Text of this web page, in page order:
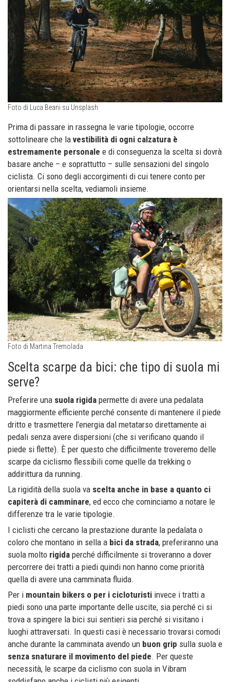
Foto di Luca Beani su Unsplash
Prima di passare in rassegna le varie tipologie, occorre
sottolineare che la vestibilità di ogni calzatura è
estremamente personale e di conseguenza la scelta si dovrà
basare anche – e soprattutto – sulle sensazioni del singolo
ciclista. Ci sono degli accorgimenti di cui tenere conto per
orientarsi nella scelta, vediamoli insieme.
Foto di Martina Tremolada
Scelta scarpe da bici: che tipo di suola mi
serve?
Preferire una suola rigida permette di avere una pedalata
maggiormente efficiente perché consente di mantenere il piede
dritto e trasmettere l’energia dal metatarso direttamente ai
pedali senza avere dispersioni (che si verificano quando il
piede si flette). È per questo che difficilmente troveremo delle
scarpe da ciclismo flessibili come quelle da trekking o
addirittura da running.
La rigidità della suola va scelta anche in base a quanto ci
capiterà di camminare, ed ecco che cominciamo a notare le
differenze tra le varie tipologie.
I ciclisti che cercano la prestazione durante la pedalata o
coloro che montano in sella a bici da strada, preferiranno una
suola molto rigida perché difficilmente si troveranno a dover
percorrere dei tratti a piedi quindi non hanno come priorità
quella di avere una camminata fluida.
Per i mountain bikers o per i cicloturisti invece i tratti a
piedi sono una parte importante delle uscite, sia perché ci si
trova a spingere la bici sui sentieri sia perché si visitano i
luoghi attraversati. In questi casi è necessario trovarsi comodi
anche durante la camminata avendo un buon grip sulla suola e
senza snaturare il movimento del piede. Per queste
necessità, le scarpe da ciclismo con suola in Vibram